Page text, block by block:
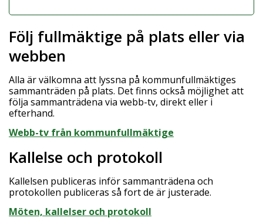
Följ fullmäktige på plats eller via
webben
Alla är välkomna att lyssna på kommunfullmäktiges
sammanträden på plats. Det finns också möjlighet att
följa sammanträdena via webb-tv, direkt eller i
efterhand.
Webb-tv från kommunfullmäktige
Kallelse och protokoll
Kallelsen publiceras inför sammanträdena och
protokollen publiceras så fort de är justerade.
Möten, kallelser och protokoll